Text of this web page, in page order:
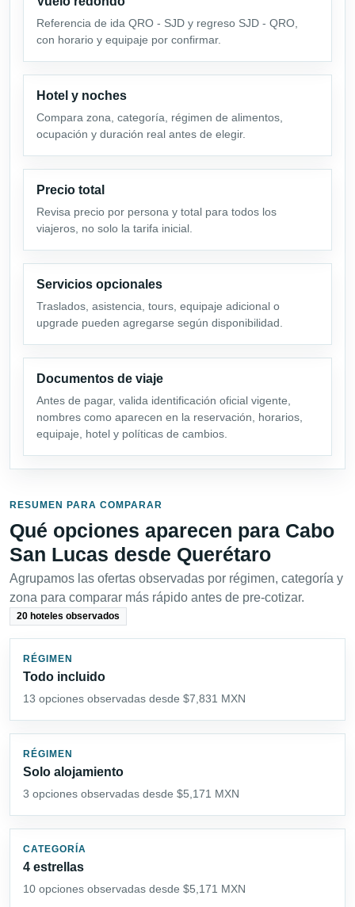
Referencia de ida QRO - SJD y regreso SJD - QRO,
con horario y equipaje por confirmar.
Hotel y noches
Compara zona, categoría, régimen de alimentos,
ocupación y duración real antes de elegir.
Precio total
Revisa precio por persona y total para todos los
viajeros, no solo la tarifa inicial.
Servicios opcionales
Traslados, asistencia, tours, equipaje adicional o
upgrade pueden agregarse según disponibilidad.
Documentos de viaje
Antes de pagar, valida identificación oficial vigente,
nombres como aparecen en la reservación, horarios,
equipaje, hotel y políticas de cambios.
RESUMEN PARA COMPARAR
Qué opciones aparecen para Cabo
San Lucas desde Querétaro
Agrupamos las ofertas observadas por régimen, categoría y
zona para comparar más rápido antes de pre-cotizar.
20 hoteles observados
RÉGIMEN
Todo incluido
13 opciones observadas desde $7,831 MXN
RÉGIMEN
Solo alojamiento
3 opciones observadas desde $5,171 MXN
CATEGORÍA
4 estrellas
10 opciones observadas desde $5,171 MXN